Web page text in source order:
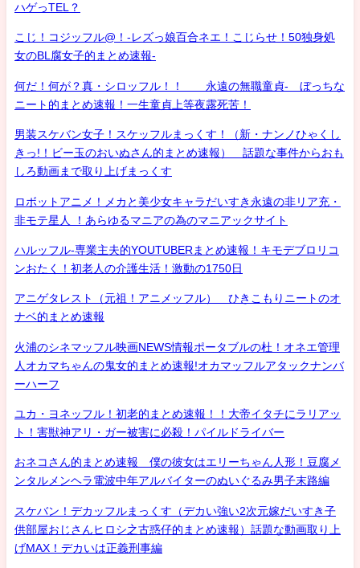
ハゲっTEL？
こじ！コジッフル@！-レズっ娘百合ネエ！こじらせ！50独身処
女のBL腐女子的まとめ速報-
何だ！何が？真・シロッフル！！ 永遠の無職童貞- ぼっちな
ニート的まとめ速報！一生童貞上等夜露死苦！
男装スケバン女子！スケッフルまっくす！（新・ナンノひゃくし
きっ!！ビー玉のおいぬさん的まとめ速報） 話題な事件からおも
しろ動画まで取り上げまっくす
ロボットアニメ！メカと美少女キャラだいすき永遠の非リア充・
非モテ星人 ！あらゆるマニアの為のマニアックサイト
ハルッフル-専業主夫的YOUTUBERまとめ速報！キモデブロリコ
ンおたく！初老人の介護生活！激動の1750日
アニゲタレスト（元祖！アニメッフル） ひきこもりニートのオ
ナベ的まとめ速報
火浦のシネマッフル映画NEWS情報ポータブルの杜！オネエ管理
人オカマちゃんの鬼女的まとめ速報!オカマッフルアタックナンバ
ーハーフ
ユカ・ヨネッフル！初老的まとめ速報！！大帝イタチにラリアッ
ト！害獣神アリ・ガー被害に必殺！パイルドライバー
おネコさん的まとめ速報 僕の彼女はエリーちゃん人形！豆腐メ
ンタルメンヘラ電波中年アルバイターのぬいぐるみ男子末路編
スケバン！デカッフルまっくす（デカい強い2次元嫁だいすき子
供部屋おじさんヒロシ之古惑仔的まとめ速報）話題な動画取り上
げMAX！デカいは正義刑事編